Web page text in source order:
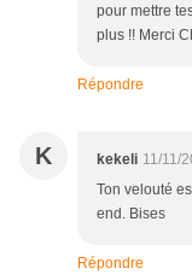
pour mettre
plus !! Merci
Répondre
K kekeli 11/11/
Ton velouté
end. Bises
Répondre